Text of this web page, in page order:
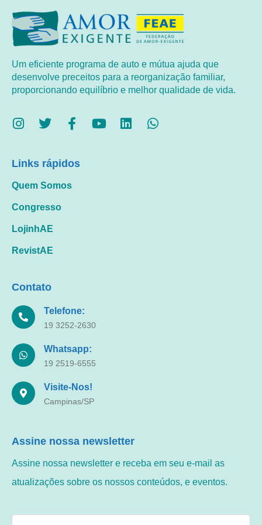
Um eficiente programa de auto e mútua ajuda que
desenvolve preceitos para a reorganização familiar,
proporcionando equilíbrio e melhor qualidade de vida.
Links rápidos
Quem Somos
Congresso
LojinhAE
RevistAE
Contato
Telefone:
19 3252-2630
Whatsapp:
19 2519-6555
Visite-Nos!
Campinas/SP
Assine nossa newsletter
Assine nossa newsletter e receba em seu e-mail as
atualizações sobre os nossos conteúdos, e eventos.